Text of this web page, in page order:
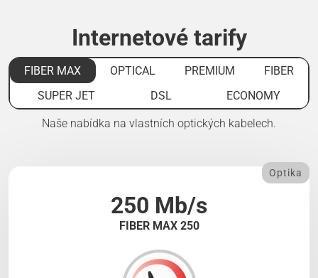
Internetové tarify
FIBER MAX OPTICAL PREMIUM
FIBER
SUPER JET
DSL ECONOMY
Naše nabídka na vlastních optických kabelech.
250 Mb/s
FIBER MAX 250
Optika